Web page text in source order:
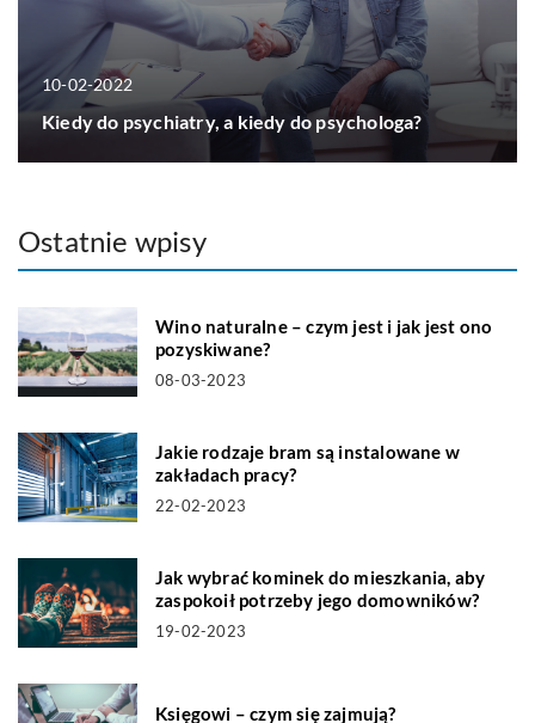
10-02-2022
Kiedy do psychiatry, a kiedy do psychologa?
Ostatnie wpisy
Wino naturalne – czym jest i jak jest ono
pozyskiwane?
08-03-2023
Jakie rodzaje bram są instalowane w
zakładach pracy?
22-02-2023
Jak wybrać kominek do mieszkania, aby
zaspokoił potrzeby jego domowników?
19-02-2023
Księgowi – czym się zajmują?